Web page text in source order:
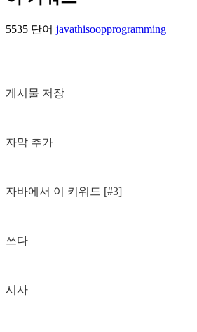
5535 단어 javathisoopprogramming
게시물 저장
자막 추가
자바에서 이 키워드 [#3]
쓰다
시사